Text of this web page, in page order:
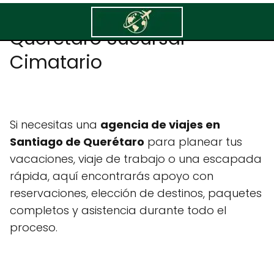
Grupo Viajes Liberacion
Queretaro Sucursal
Cimatario
Si necesitas una agencia de viajes en
Santiago de Querétaro para planear tus
vacaciones, viaje de trabajo o una escapada
rápida, aquí encontrarás apoyo con
reservaciones, elección de destinos, paquetes
completos y asistencia durante todo el
proceso.